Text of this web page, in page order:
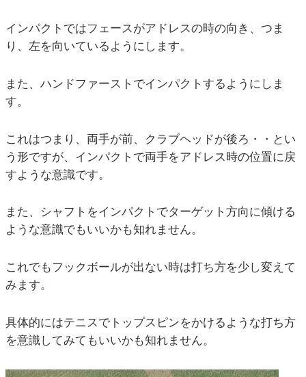
インパクトではフェースがアドレスの時の向き、つま
り、左を向いているようにします。
また、ハンドファーストでインパクトするようにしま
す。
これはつまり、両手が前、クラブヘッドが後ろ・・とい
う形ですが、インパクトで両手をアドレス時の位置に戻
すような意識です。
また、シャフトをインパクトでターゲット方向に傾ける
ような意識でもいいかも知れません。
これでもフックボールが出ない時は打ち方を少し変えて
みます。
具体的にはテニスでトップスピンをかけるような打ち方
を意識してみてもいいかも知れません。